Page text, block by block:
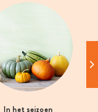
In het seizoen